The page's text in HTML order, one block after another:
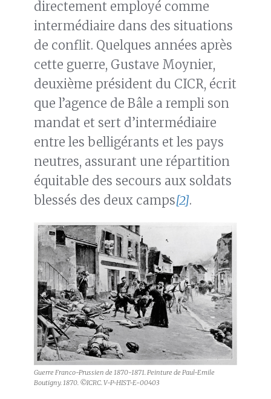
directement employé comme
intermédiaire dans des situations
de conflit. Quelques années après
cette guerre, Gustave Moynier,
deuxième président du CICR, écrit
que l’agence de Bâle a rempli son
mandat et sert d’intermédiaire
entre les belligérants et les pays
neutres, assurant une répartition
équitable des secours aux soldats
blessés des deux camps[2].
Guerre Franco-Prussien de 1870-1871. Peinture de Paul-Emile
Boutigny. 1870. ©ICRC. V-P-HIST-E-00403